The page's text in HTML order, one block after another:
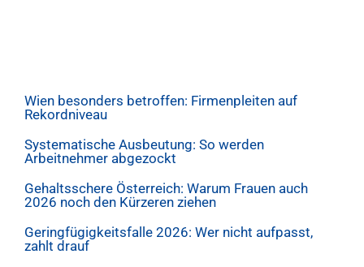
Wien besonders betroffen: Firmenpleiten auf
Rekordniveau
Systematische Ausbeutung: So werden
Arbeitnehmer abgezockt
Gehaltsschere Österreich: Warum Frauen auch
2026 noch den Kürzeren ziehen
Geringfügigkeitsfalle 2026: Wer nicht aufpasst,
zahlt drauf